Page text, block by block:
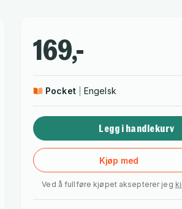
169,-
Pocket Engelsk
Legg i handlekurv
Kjøp med
Ved å fullføre kjøpet aksepterer jeg